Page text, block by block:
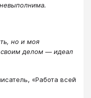
но и моя
своим делом — идеал
«Работа всей